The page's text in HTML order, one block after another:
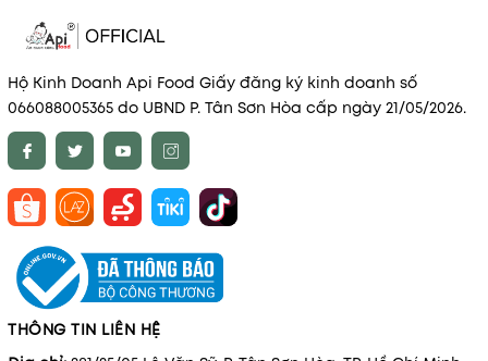
Hộ Kinh Doanh Api Food Giấy đăng ký kinh doanh số
066088005365 do UBND P. Tân Sơn Hòa cấp ngày 21/05/2026.
THÔNG TIN LIÊN HỆ